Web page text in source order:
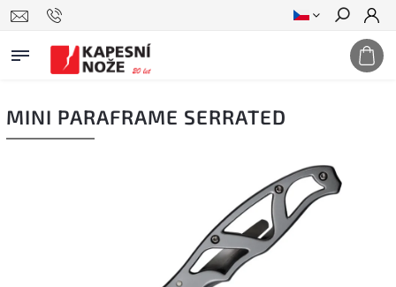
Hledat
MINI PARAFRAME SERRATED